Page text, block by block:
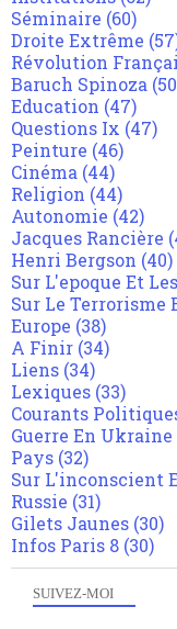
SUIVEZ-MOI
Séminaire (60)
Droite Extrême
Révolution
Baruch Spinoza
Education (47)
Questions Ix (47)
Peinture (46)
Cinéma (44)
Religion (44)
Autonomie (42)
Jacques Rancière
Henri Bergson (40)
Sur L'epoque Et
Sur Le Terrorisme
Europe (38)
A Finir (34)
Liens (34)
Lexiques (33)
Courants
Guerre En Ukraine
Pays (32)
Sur L'inconscient
Russie (31)
Gilets Jaunes (30)
Infos Paris 8 (30)